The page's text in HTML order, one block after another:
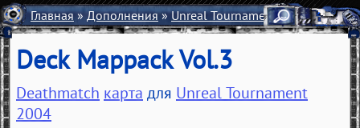
Главная»Дополнения»Unreal Tournament 2004»Карты
Deck Mappack Vol.3
Deathmatch карта для Unreal Tournament
2004